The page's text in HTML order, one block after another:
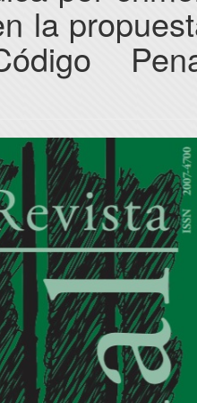
la